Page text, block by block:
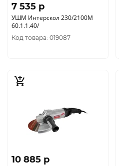
7 535 p
УШМ Интерскол 230/2100М
60.1.1.40/
Код товара: 019087
10 885 p